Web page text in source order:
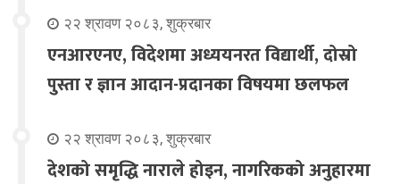
२२ श्रावण २०८३, शुक्रबार
एनआरएनए, विदेशमा अध्ययनरत विद्यार्थी, दोस्रो
पुस्ता र ज्ञान आदान-प्रदानका विषयमा छलफल
२२ श्रावण २०८३, शुक्रबार
देशको समृद्धि नाराले होइन, नागरिकको अनुहारमा